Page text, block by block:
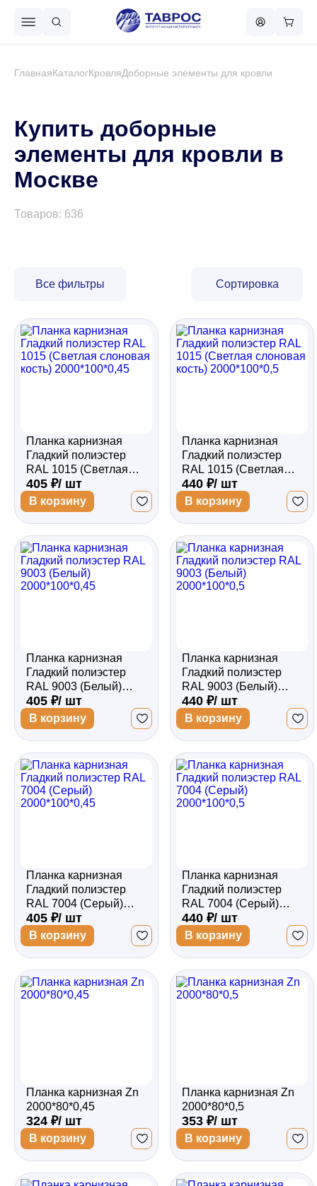
Металлочерепица
Забор
Водосточная система
Профили для гипсокартона
Дача и сад
ГлавнаяКаталогКровляДоборные элементы для кровли
Купить доборные
элементы для кровли в
Москве
Товаров: 636
Все фильтры Сортировка
Планка карнизная
Гладкий полиэстер
RAL 1015 (Светлая
слоновая кость)
2000*100*0,45
405 ₽/ шт
В корзину
Планка карнизная
Гладкий полиэстер
RAL 1015 (Светлая
слоновая кость)
2000*100*0,5
440 ₽/ шт
В корзину
Планка карнизная
Гладкий полиэстер
RAL 9003 (Белый)
2000*100*0,45
405 ₽/ шт
В корзину
Планка карнизная
Гладкий полиэстер
RAL 9003 (Белый)
2000*100*0,5
440 ₽/ шт
В корзину
Планка карнизная
Гладкий полиэстер
RAL 7004 (Серый)
2000*100*0,45
405 ₽/ шт
В корзину
Планка карнизная
Гладкий полиэстер
RAL 7004 (Серый)
2000*100*0,5
440 ₽/ шт
В корзину
Планка карнизная Zn
2000*80*0,45
324 ₽/ шт
В корзину
Планка карнизная Zn
2000*80*0,5
353 ₽/ шт
В корзину